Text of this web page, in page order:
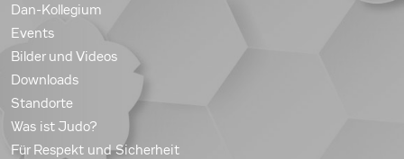
Dan-Kollegium
Events
Bilder und Videos
Downloads
Standorte
Was ist Judo?
Für Respekt und Sicherheit